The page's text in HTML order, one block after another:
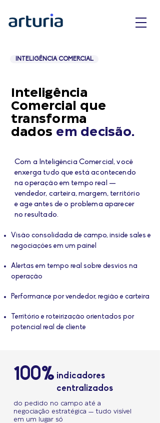
INTELIGÊNCIA COMERCIAL
Inteligência
Comercial que
transforma
dados em decisão.
Com a Inteligência Comercial, você
enxerga tudo que está acontecendo
na operação em tempo real —
vendedor, carteira, margem, território
e age antes de o problema aparecer
no resultado.
Visão consolidada de campo, inside sales e
negociações em um painel
Alertas em tempo real sobre desvios na
operação
Performance por vendedor, região e carteira
Território e roteirização orientados por
potencial real de cliente
100% indicadores
centralizados
do pedido no campo até a
negociação estratégica — tudo visível
em um lugar só